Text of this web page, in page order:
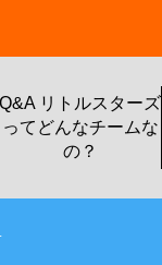
Q&A リトルスターズ
ってどんなチームな
の？